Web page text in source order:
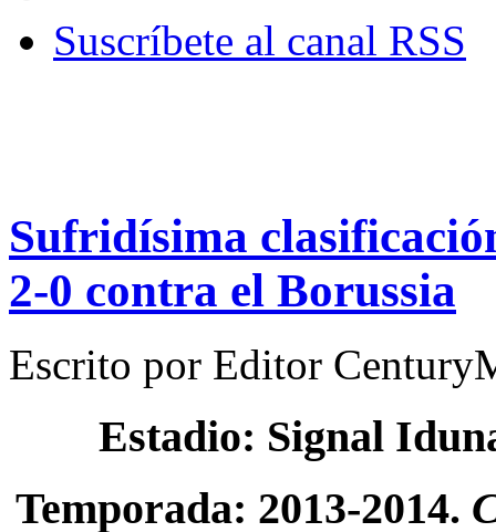
Suscríbete al canal RSS
Sufridísima
2-0 contra el Borussia
Escrito por Editor
Estadio: Signal
Temporada: 2013-2014.